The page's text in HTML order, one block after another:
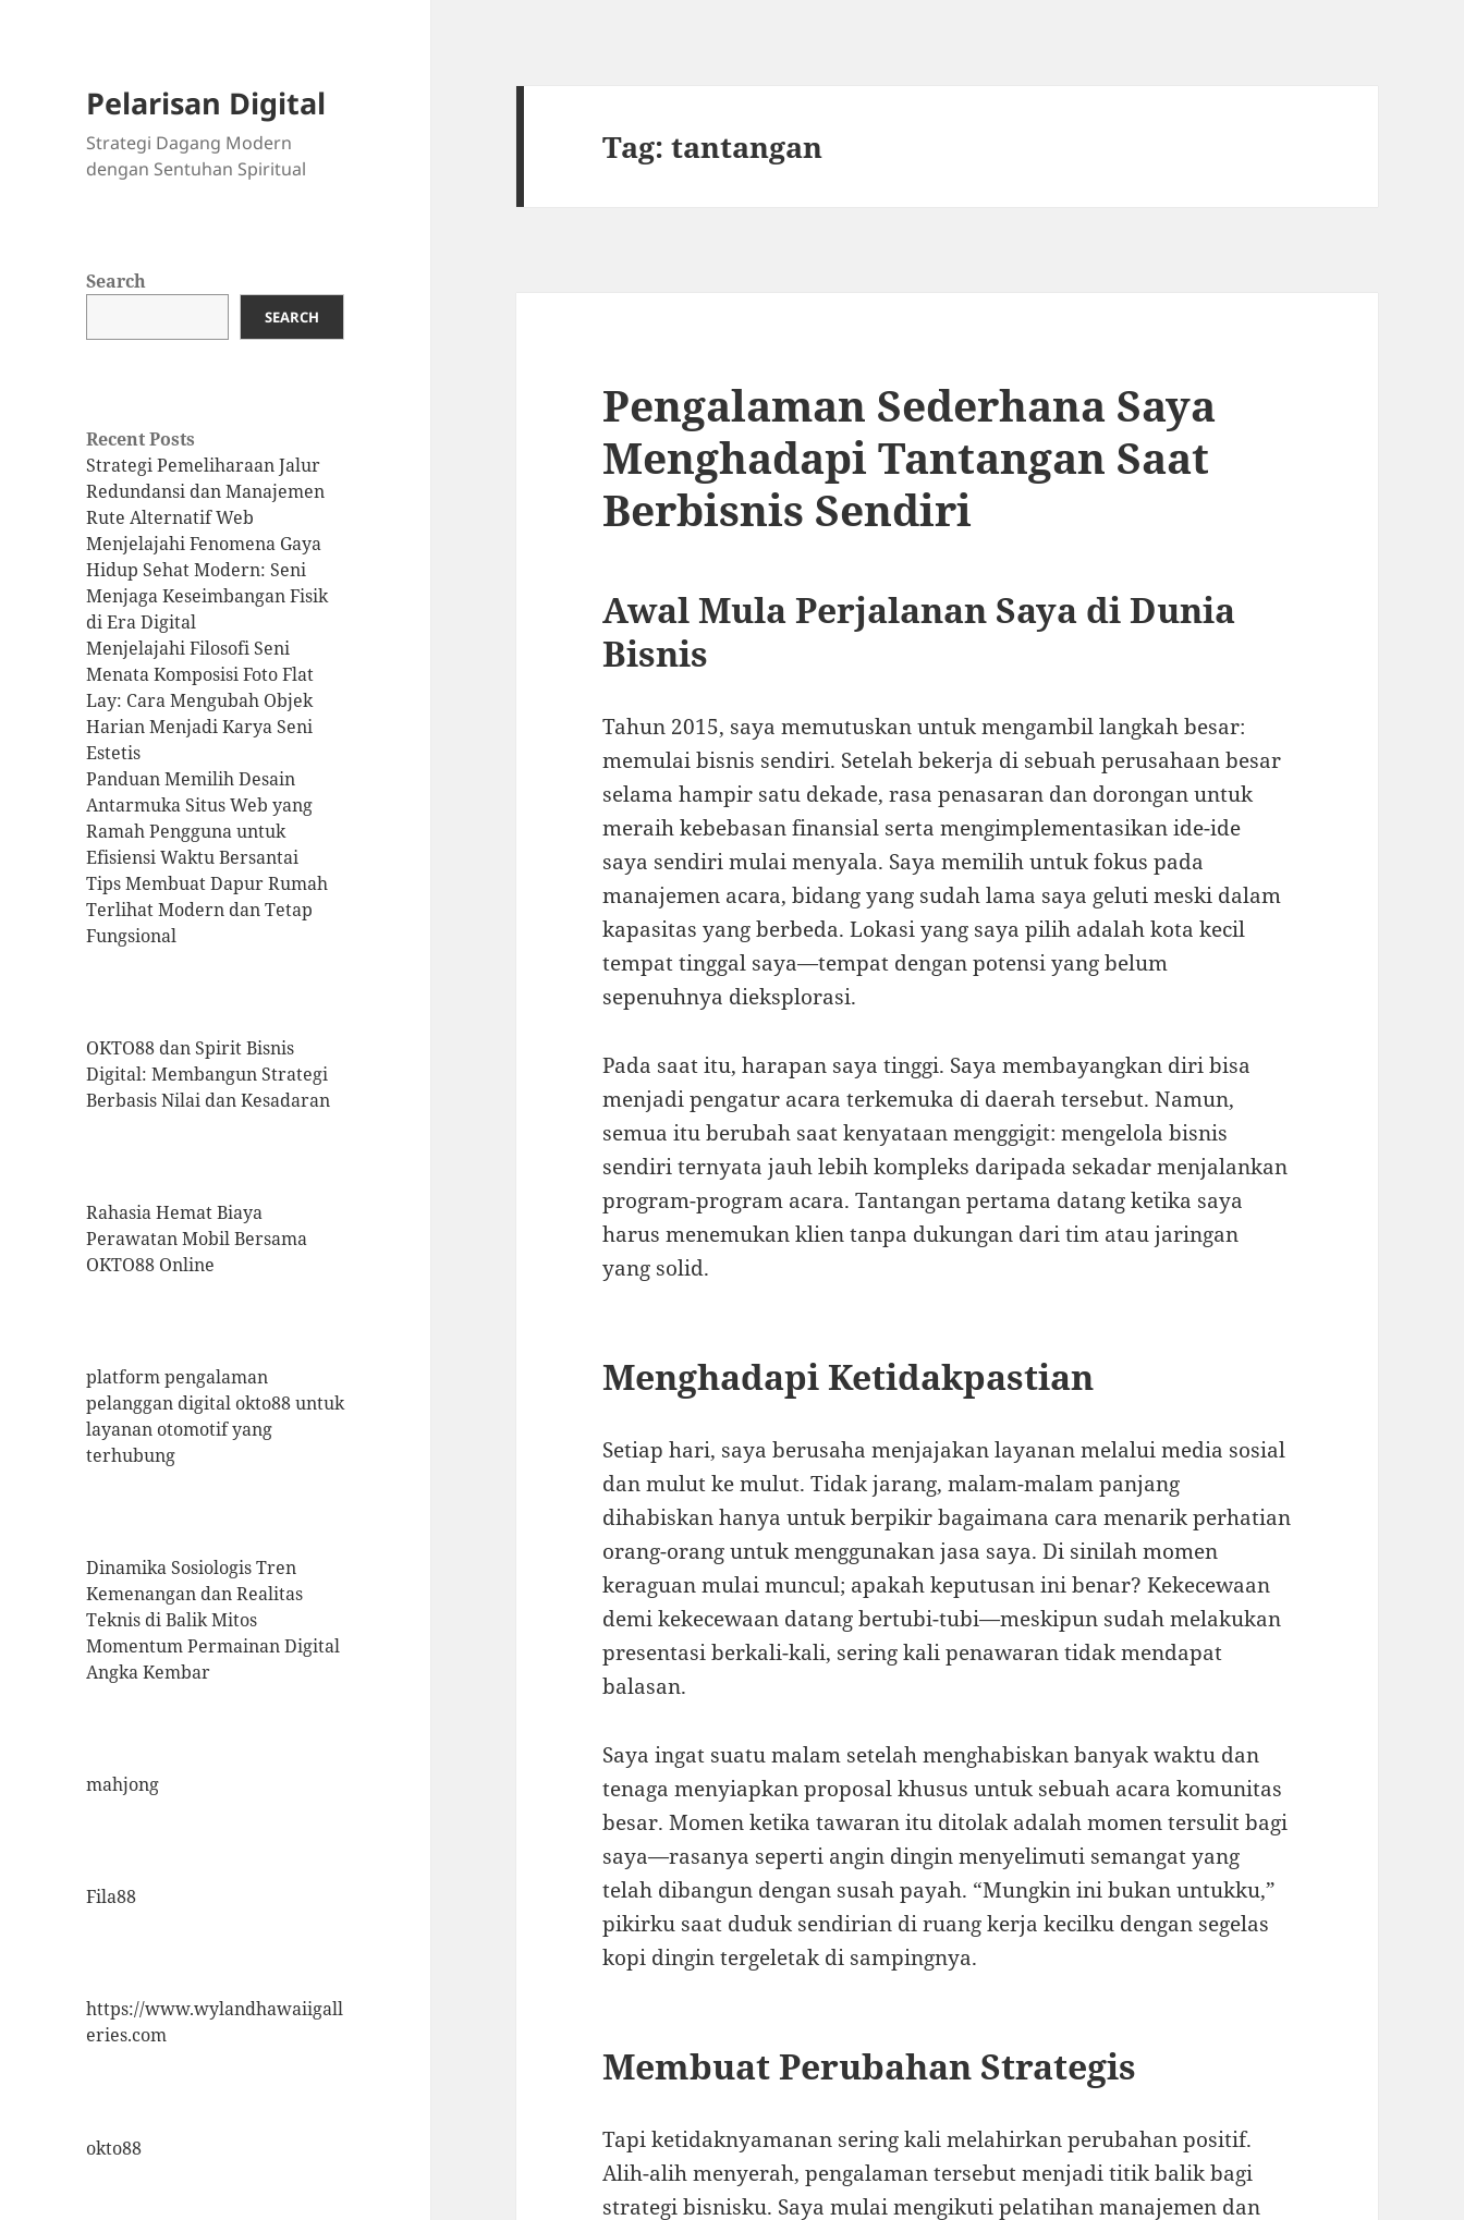
Pelarisan Digital
Strategi Dagang Modern
dengan Sentuhan Spiritual
Search
SEARCH
Recent Posts
Strategi Pemeliharaan Jalur
Redundansi dan Manajemen
Rute Alternatif Web
Menjelajahi Fenomena Gaya
Hidup Sehat Modern: Seni
Menjaga Keseimbangan Fisik
di Era Digital
Menjelajahi Filosofi Seni
Menata Komposisi Foto Flat
Lay: Cara Mengubah Objek
Harian Menjadi Karya Seni
Estetis
Panduan Memilih Desain
Antarmuka Situs Web yang
Ramah Pengguna untuk
Efisiensi Waktu Bersantai
Tips Membuat Dapur Rumah
Terlihat Modern dan Tetap
Fungsional
OKTO88 dan Spirit Bisnis
Digital: Membangun Strategi
Berbasis Nilai dan Kesadaran
Rahasia Hemat Biaya
Perawatan Mobil Bersama
OKTO88 Online
platform pengalaman
pelanggan digital okto88 untuk
layanan otomotif yang
terhubung
Dinamika Sosiologis Tren
Kemenangan dan Realitas
Teknis di Balik Mitos
Momentum Permainan Digital
Angka Kembar
mahjong
Fila88
https://www.wylandhawaiigall
eries.com
okto88
Tag:tantangan
Pengalaman Sederhana Saya
Menghadapi Tantangan Saat
Berbisnis Sendiri
Awal Mula Perjalanan Saya di Dunia
Bisnis
Tahun 2015, saya memutuskan untuk mengambil langkah besar:
memulai bisnis sendiri. Setelah bekerja di sebuah perusahaan besar
selama hampir satu dekade, rasa penasaran dan dorongan untuk
meraih kebebasan finansial serta mengimplementasikan ide-ide
saya sendiri mulai menyala. Saya memilih untuk fokus pada
manajemen acara, bidang yang sudah lama saya geluti meski dalam
kapasitas yang berbeda. Lokasi yang saya pilih adalah kota kecil
tempat tinggal saya—tempat dengan potensi yang belum
sepenuhnya dieksplorasi.
Pada saat itu, harapan saya tinggi. Saya membayangkan diri bisa
menjadi pengatur acara terkemuka di daerah tersebut. Namun,
semua itu berubah saat kenyataan menggigit: mengelola bisnis
sendiri ternyata jauh lebih kompleks daripada sekadar menjalankan
program-program acara. Tantangan pertama datang ketika saya
harus menemukan klien tanpa dukungan dari tim atau jaringan
yang solid.
Menghadapi Ketidakpastian
Setiap hari, saya berusaha menjajakan layanan melalui media sosial
dan mulut ke mulut. Tidak jarang, malam-malam panjang
dihabiskan hanya untuk berpikir bagaimana cara menarik perhatian
orang-orang untuk menggunakan jasa saya. Di sinilah momen
keraguan mulai muncul; apakah keputusan ini benar? Kekecewaan
demi kekecewaan datang bertubi-tubi—meskipun sudah melakukan
presentasi berkali-kali, sering kali penawaran tidak mendapat
balasan.
Saya ingat suatu malam setelah menghabiskan banyak waktu dan
tenaga menyiapkan proposal khusus untuk sebuah acara komunitas
besar. Momen ketika tawaran itu ditolak adalah momen tersulit bagi
saya—rasanya seperti angin dingin menyelimuti semangat yang
telah dibangun dengan susah payah. “Mungkin ini bukan untukku,”
pikirku saat duduk sendirian di ruang kerja kecilku dengan segelas
kopi dingin tergeletak di sampingnya.
Membuat Perubahan Strategis
Tapi ketidaknyamanan sering kali melahirkan perubahan positif.
Alih-alih menyerah, pengalaman tersebut menjadi titik balik bagi
strategi bisnisku. Saya mulai mengikuti pelatihan manajemen dan